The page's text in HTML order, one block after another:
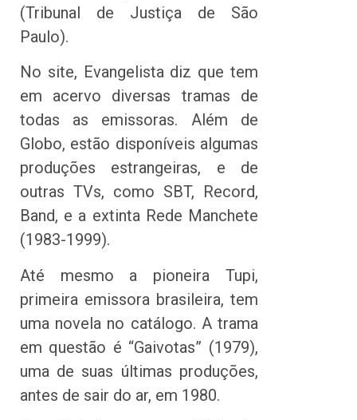
(Tribunal de Justiça de São
Paulo).
No site, Evangelista diz que tem
em acervo diversas tramas de
todas as emissoras. Além de
Globo, estão disponíveis algumas
produções estrangeiras, e de
outras TVs, como SBT, Record,
Band, e a extinta Rede Manchete
(1983-1999).
Até mesmo a pioneira Tupi,
primeira emissora brasileira, tem
uma novela no catálogo. A trama
em questão é “Gaivotas” (1979),
uma de suas últimas produções,
antes de sair do ar, em 1980.